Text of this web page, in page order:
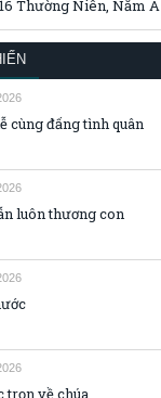
Thường Niên, Năm A
cùng đấng tình quân
luôn thương con